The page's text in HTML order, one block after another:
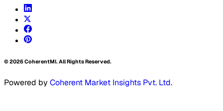
©2026CoherentMI. All Rights Reserved.
Powered by Coherent Market Insights Pvt. Ltd.